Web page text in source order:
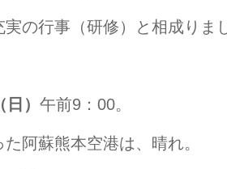
実の行事（研修）と相成りま
） 午前9：00。
阿蘇熊本空港は、晴れ。